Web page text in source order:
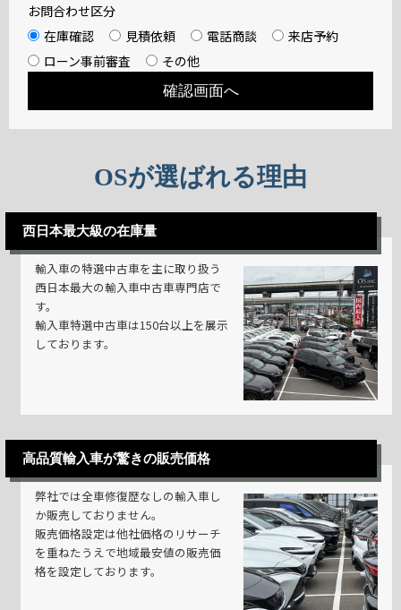
お問合わせ区分
在庫確認
見積依頼 電話商談
来店予約
ローン事前審査
その他
OSが選ばれる理由
西日本最大級の在庫量
輸入車の特選中古車を主に取り扱う
西日本最大の輸入車中古車専門店で
す。
輸入車特選中古車は150台以上を展示
しております。
高品質輸入車が驚きの販売価格
弊社では全車修復歴なしの輸入車し
か販売しておりません。
販売価格設定は他社価格のリサーチ
を重ねたうえで地域最安値の販売価
格を設定しております。